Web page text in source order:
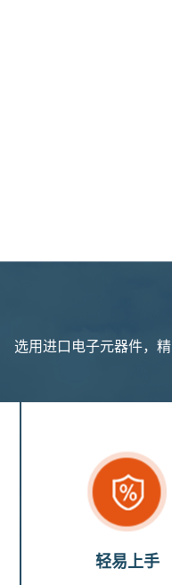
选用进口电子元器件，
轻易上手